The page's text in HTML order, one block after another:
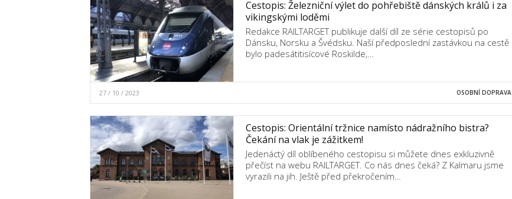
Cestopis: Železniční výlet do pohřebiště dánských králů i za
vikingskými loděmi
Redakce RAILTARGET publikuje další díl ze série cestopisů po
Dánsku, Norsku a Švédsku. Naší předposlední zastávkou na cestě
bylo padesátitisícové Roskilde,…
27 / 10 / 2023 OSOBNÍ DOPRAVA
Cestopis: Orientální tržnice namísto nádražního bistra?
Čekání na vlak je zážitkem!
Jedenáctý díl oblíbeného cestopisu si můžete dnes exkluzivně
přečíst na webu RAILTARGET. Co nás dnes čeká? Z Kalmaru jsme
vyrazili na jih. Ještě před překročením…